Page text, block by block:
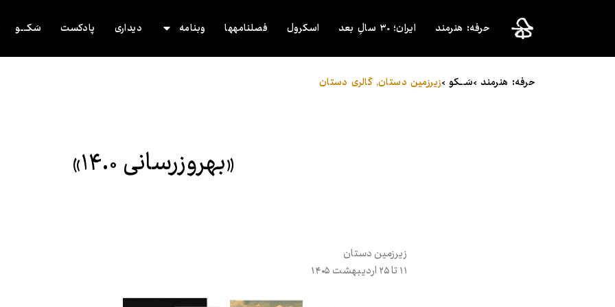
حرفه: هنرمند ایران؛ ۳۰ سالِ بعد اسکرول فصلنامه‌ها وب‌نامه دیداری پادکست سَکــــو
حرفه: هنرمند >سَـــکو >زیرزمین دستان,گالری دستان
«به‌روزرسانی ۱۴.۰»
زیرزمین دستان
۱۱ تا ۲۵ اردیبهشت ۱۴۰۵